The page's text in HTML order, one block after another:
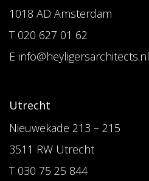
1018 AD Amsterdam
T 020 627 01 62
E info@heyligersarchitects.nl
Utrecht
Nieuwekade 213 – 215
3511 RW Utrecht
T 030 75 25 844